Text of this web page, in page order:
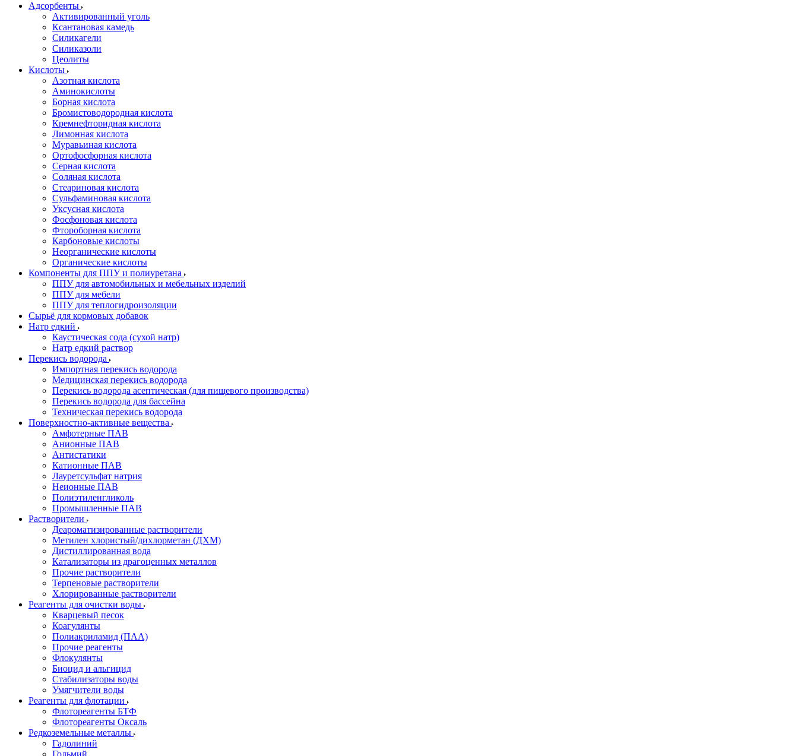
Адсорбенты
Активированный уголь
Ксантановая камедь
Силикагели
Силиказоли
Цеолиты
Кислоты
Азотная кислота
Аминокислоты
Борная кислота
Бромистоводородная кислота
Кремнефторидная кислота
Лимонная кислота
Муравьиная кислота
Ортофосфорная кислота
Серная кислота
Соляная кислота
Стеариновая кислота
Сульфаминовая кислота
Уксусная кислота
Фосфоновая кислота
Фтороборная кислота
Карбоновые кислоты
Неорганические кислоты
Органические кислоты
Компоненты для ППУ и полиуретана
ППУ для автомобильных и мебельных изделий
ППУ для мебели
ППУ для теплогидроизоляции
Сырьё для кормовых добавок
Натр едкий
Каустическая сода (сухой натр)
Натр едкий раствор
Перекись водорода
Импортная перекись водорода
Медицинская перекись водорода
Перекись водорода асептическая (для пищевого производства)
Перекись водорода для бассейна
Техническая перекись водорода
Поверхностно-активные вещества
Амфотерные ПАВ
Анионные ПАВ
Антистатики
Катионные ПАВ
Лауретсульфат натрия
Неионные ПАВ
Полиэтиленгликоль
Промышленные ПАВ
Растворители
Деароматизированные растворители
Метилен хлористый/дихлорметан (ДХМ)
Дистиллированная вода
Катализаторы из драгоценных металлов
Прочие растворители
Терпеновые растворители
Хлорированные растворители
Реагенты для очистки воды
Кварцевый песок
Коагулянты
Полиакриламид (ПАА)
Прочие реагенты
Флокулянты
Биоцид и альгицид
Стабилизаторы воды
Умягчители воды
Реагенты для флотации
Флотореагенты БТФ
Флотореагенты Оксаль
Редкоземельные металлы
Гадолиний
Гольмий